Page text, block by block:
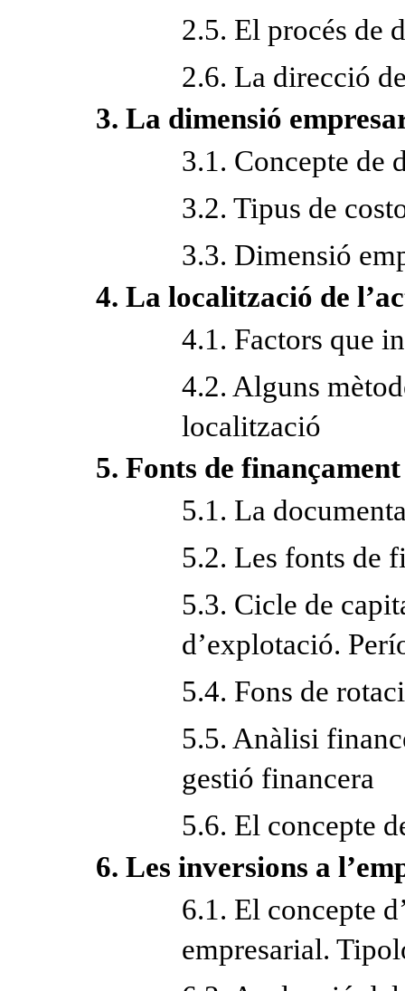
2.5. El procés de
2.6. La direcció
3. La dimensió
3.1. Concepte de
3.2. Tipus de
3.3. Dimensió
4. La localització de
4.1. Factors que
4.2. Alguns
localització
5. Fonts de
5.1. La
5.2. Les fonts de
5.3. Cicle de
d’explotació.
5.4. Fons de
5.5. Anàlisi
gestió financera
5.6. El concepte
6. Les inversions a
6.1. El concepte
empresarial.